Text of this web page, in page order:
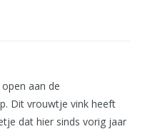
aan de
Dit vrouwtje vink heeft
dat hier sinds vorig jaar